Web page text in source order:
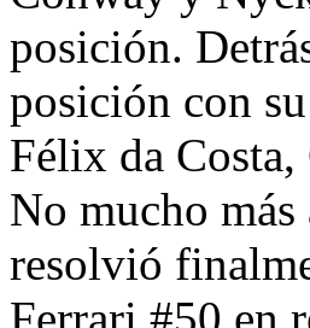
posición.
posición con
Félix da
No mucho
resolvió
Ferrari #50 en